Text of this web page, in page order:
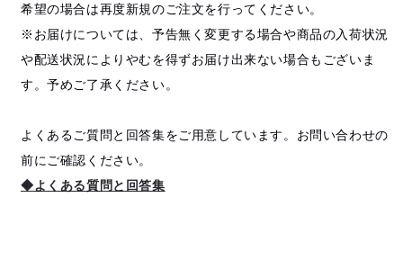
希望の場合は再度新規のご注文を行ってください。
※お届けについては、予告無く変更する場合や商品の入荷状況
や配送状況によりやむを得ずお届け出来ない場合もございま
す。予めご了承ください。
よくあるご質問と回答集をご用意しています。お問い合わせの
前にご確認ください。
◆よくある質問と回答集